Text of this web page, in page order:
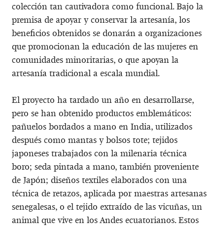
colección tan cautivadora como funcional. Bajo la
premisa de apoyar y conservar la artesanía, los
beneficios obtenidos se donarán a organizaciones
que promocionan la educación de las mujeres en
comunidades minoritarias, o que apoyan la
artesanía tradicional a escala mundial.
El proyecto ha tardado un año en desarrollarse,
pero se han obtenido productos emblemáticos:
pañuelos bordados a mano en India, utilizados
después como mantas y bolsos tote; tejidos
japoneses trabajados con la milenaria técnica
boro; seda pintada a mano, también proveniente
de Japón; diseños textiles elaborados con una
técnica de retazos, aplicada por maestras artesanas
senegalesas, o el tejido extraído de las vicuñas, un
animal que vive en los Andes ecuatorianos. Estos